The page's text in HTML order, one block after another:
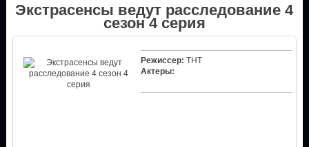
Экстрасенсы ведут расследование 4
сезон 4 серия
Режиссер: ТНТ
Актеры: